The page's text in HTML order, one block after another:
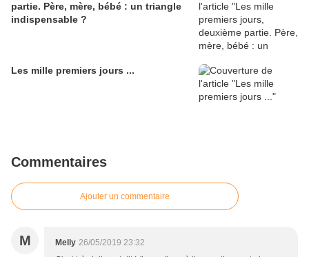
partie. Père, mère, bébé : un triangle
indispensable ?
Les mille premiers jours ...
Commentaires
Ajouter un commentaire
M Melly 26/05/2019 23:32